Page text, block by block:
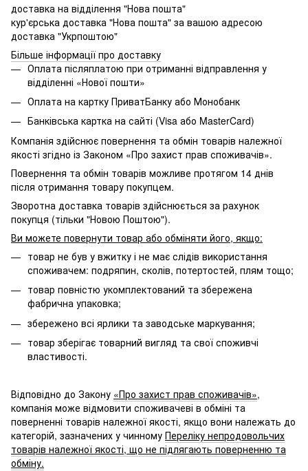
доставка на відділення "Нова пошта"
кур'єрська доставка "Нова пошта" за вашою адресою
доставка "Укрпоштою"
Більше інформації про доставку
Оплата післяплатою при отриманні відправлення у
відділенні «Нової пошти»
Оплата на картку ПриватБанку або Монобанк
Банківська картка на сайті (Visa або MasterCard)
Компанія здійснює повернення та обмін товарів належної
якості згідно із Законом «Про захист прав споживачів».
Повернення та обмін товарів можливе протягом 14 днів
після отримання товару покупцем.
Зворотна доставка товарів здійснюється за рахунок
покупця (тільки "Новою Поштою").
Ви можете повернути товар або обміняти його, якщо:
товар не був у вжитку і не має слідів використання
споживачем: подряпин, сколів, потертостей, плям тощо;
товар повністю укомплектований та збережена
фабрична упаковка;
збережено всі ярлики та заводське маркування;
товар зберігає товарний вигляд та свої споживчі
властивості.
Відповідно до Закону «Про захист прав споживачів»,
компанія може відмовити споживачеві в обміні та
поверненні товарів належної якості, якщо вони належать до
категорій, зазначених у чинному Переліку непродовольчих
товарів належної якості, що не підлягають поверненню та
обміну.